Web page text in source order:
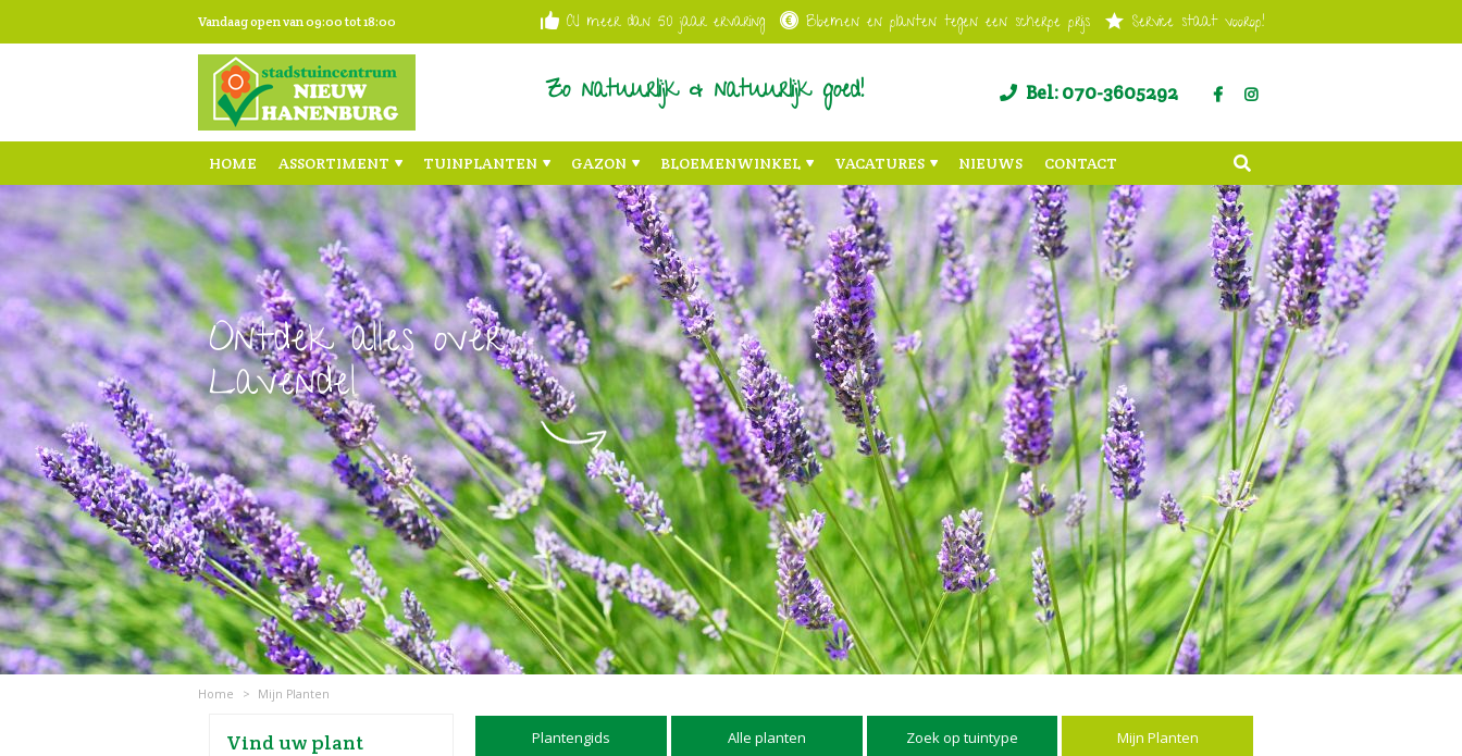
content
Vandaag open van09:00tot18:00 Al meer dan 50 jaar ervaring Bloemen en planten tegen een scherpe prijs Service staat voorop!
Zo natuurlijk & natuurlijk goed! Bel: 070-3605292
HOME ASSORTIMENT TUINPLANTEN GAZON BLOEMENWINKEL VACATURES NIEUWS CONTACT
Ontdek alles over
Lavendel
Home > Mijn Planten
Plantengids Alle planten Zoek op tuintype Mijn Planten
Vind uw plant